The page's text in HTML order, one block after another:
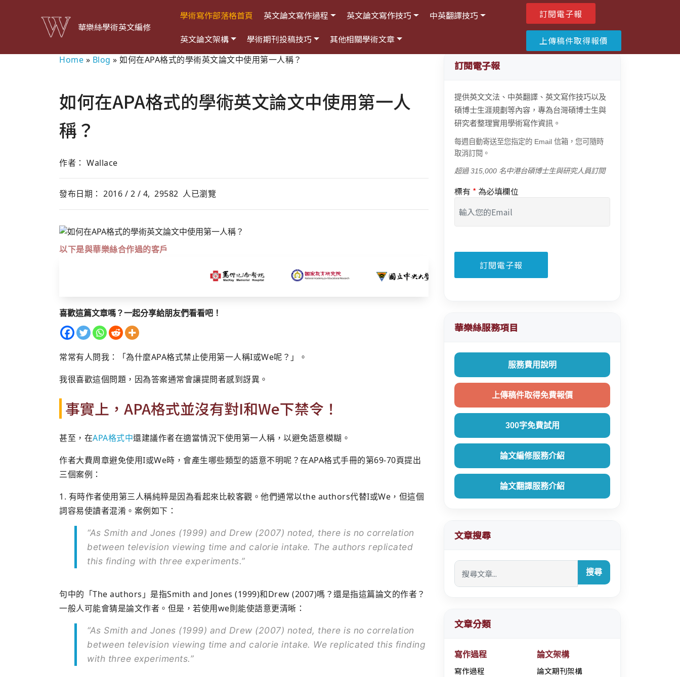
華樂絲學術英文編修
學術寫作部落格首頁 英文論文寫作過程 英文論文寫作技巧
中英翻譯技巧
英文論文架構
學術期刊投稿技巧 其他相關學術文章
訂閱電子報
上傳稿件取得報價
Home » Blog » 如何在APA格式的學術英文論文中使用第一人稱？
如何在APA格式的學術英文論文中使用第一人
稱？
作者： Wallace
發布日期： 2016 / 2 / 4, 29582 人已瀏覽
以下是與華樂絲合作過的客戶
喜歡這篇文章嗎？一起分享給朋友們看看吧！
常常有人問我：「為什麼APA格式禁止使用第一人稱I或We呢？」。
我很喜歡這個問題，因為答案通常會讓提問者感到訝異。
事實上，APA格式並沒有對I和We下禁令！
甚至，在APA格式中還建議作者在適當情況下使用第一人稱，以避免語意模糊。
作者大費周章避免使用I或We時，會產生哪些類型的語意不明呢？在APA格式手冊的第69-70頁提出
三個案例：
1. 有時作者使用第三人稱純粹是因為看起來比較客觀。他們通常以the authors代替I或We，但這個
詞容易使讀者混淆。案例如下：
“As Smith and Jones (1999) and Drew (2007) noted, there is no correlation
between television viewing time and calorie intake. The authors replicated
this finding with three experiments.”
句中的「The authors」是指Smith and Jones (1999)和Drew (2007)嗎？還是指這篇論文的作者？
一般人可能會猜是論文作者。但是，若使用we則能使語意更清晰：
“As Smith and Jones (1999) and Drew (2007) noted, there is no correlation
between television viewing time and calorie intake. We replicated this finding
with three experiments.”
訂閱電子報
提供英文文法、中英翻譯、英文寫作技巧以及
碩博士生涯規劃等內容，專為台灣碩博士生與
研究者整理實用學術寫作資訊。
每週自動寄送至您指定的 Email 信箱，您可隨時
取消訂閱。
超過 315,000 名中港台碩博士生與研究人員訂閱
標有 * 為必填欄位
華樂絲服務項目
服務費用說明
上傳稿件取得免費報價
300字免費試用
論文編修服務介紹
論文翻譯服務介紹
文章搜尋
搜尋
文章分類
寫作過程
寫作過程
論文架構
論文期刊架構